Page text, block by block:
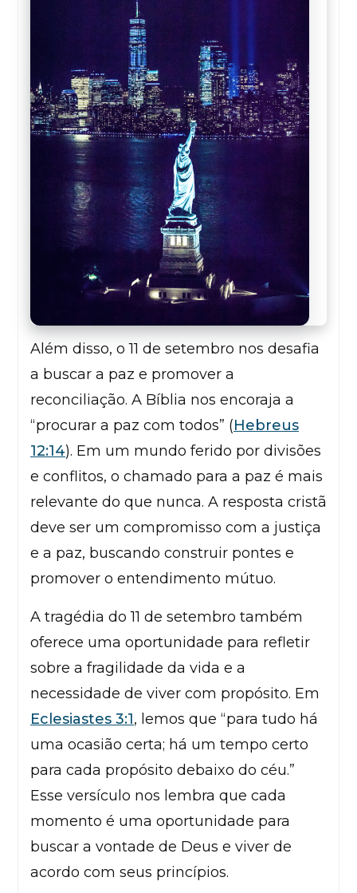
Além disso, o 11 de setembro nos desafia
a buscar a paz e promover a
reconciliação. A Bíblia nos encoraja a
“procurar a paz com todos” (Hebreus
12:14). Em um mundo ferido por divisões
e conflitos, o chamado para a paz é mais
relevante do que nunca. A resposta cristã
deve ser um compromisso com a justiça
e a paz, buscando construir pontes e
promover o entendimento mútuo.
A tragédia do 11 de setembro também
oferece uma oportunidade para refletir
sobre a fragilidade da vida e a
necessidade de viver com propósito. Em
Eclesiastes 3:1, lemos que “para tudo há
uma ocasião certa; há um tempo certo
para cada propósito debaixo do céu.”
Esse versículo nos lembra que cada
momento é uma oportunidade para
buscar a vontade de Deus e viver de
acordo com seus princípios.